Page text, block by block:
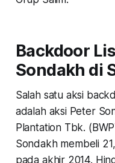
Backdoor
Sondakh di
Salah satu aksi
adalah aksi Peter
Plantation Tbk.
Sondakh membeli
pada akhir 2014.